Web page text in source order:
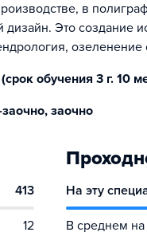
в
Это создание
обучения 3 г. 10
заочно
413
12
На эту
В среднем на